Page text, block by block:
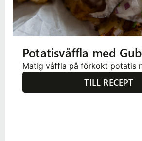
Potatisvåffla med
Matig våffla på förkokt potatis
TILL RECEPT